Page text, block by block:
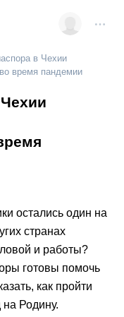
в Чехии
время пандемии
остались один на
странах
и работы?
готовы помочь
как пройти
Родину.